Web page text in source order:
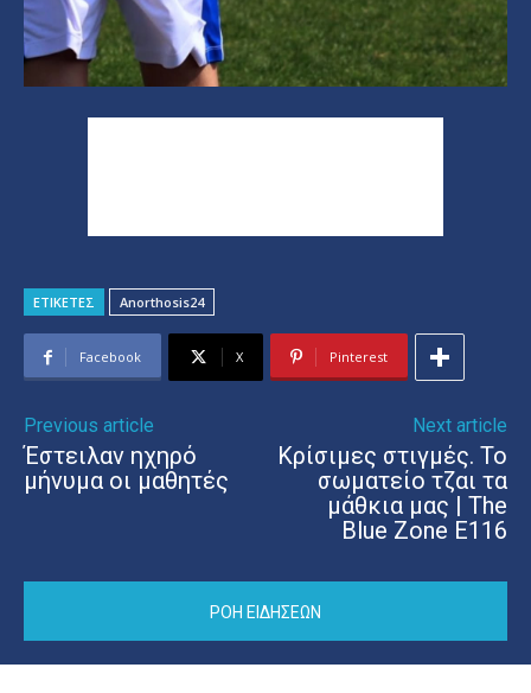
ΕΤΙΚΕΤΕΣ Anorthosis24
Facebook X Pinterest
Previous article
Έστειλαν ηχηρό
μήνυμα οι μαθητές
Next article
Κρίσιμες στιγμές. Το
σωματείο τζαι τα
μάθκια μας | The
Blue Zone E116
ΡΟΗ ΕΙΔΗΣΕΩΝ